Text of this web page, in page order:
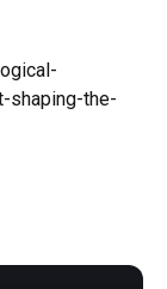
shaping-the-